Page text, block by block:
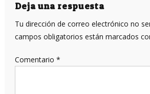
entradas
Deja una respuesta
Tu dirección de correo electrónico no
campos obligatorios están marcados
Comentario *